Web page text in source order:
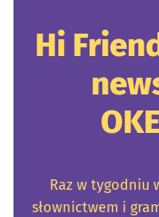
Hi
Raz w tygodniu
słownictwem i